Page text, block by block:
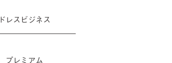
ドレスビジネス
プレミアム